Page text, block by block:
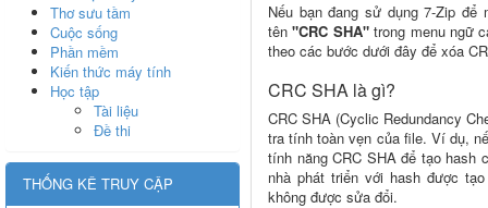
Nếu bạn đang sử dụng 7-Zip
tên"CRC SHA"trong menu ngữ
theo các bước dưới đây để xóa
CRC SHA là gì?
CRC SHA (Cyclic Redundancy
tra tính toàn vẹn của file. Ví dụ,
tính năng CRC SHA để tạo hash
nhà phát triển với hash được
không được sửa đổi.
Thơ sưu tầm
Cuộc sống
Phần mềm
Kiến thức máy tính
Học tập
Tài liệu
Đề thi
THỐNG KÊ TRUY CẬP